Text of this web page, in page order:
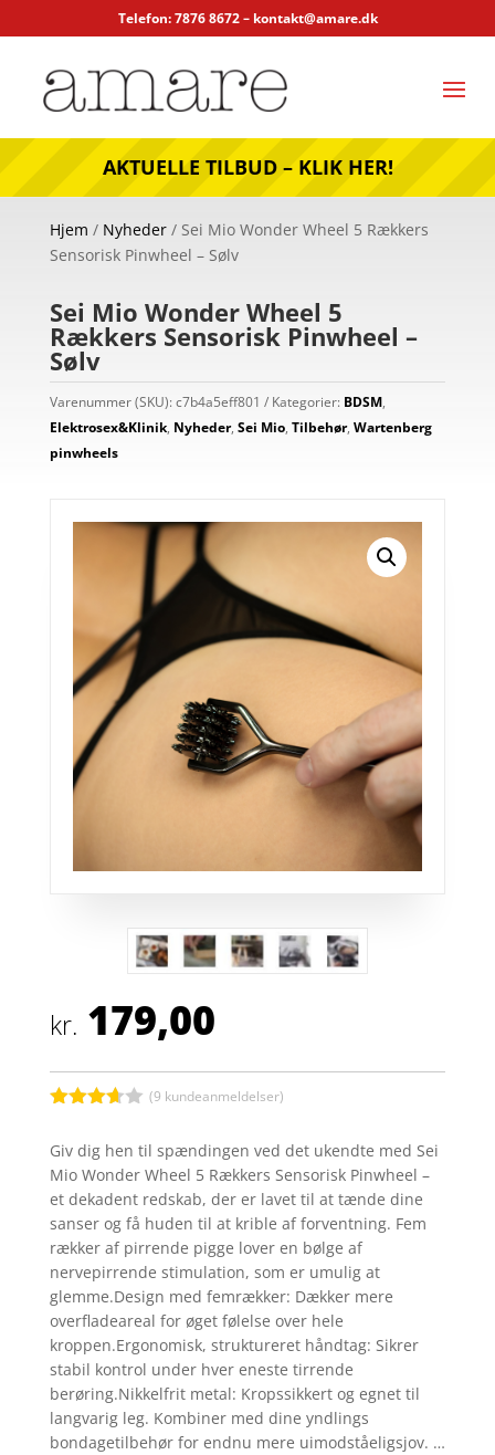
Telefon: 7876 8672 – kontakt@amare.dk
AKTUELLE TILBUD – KLIK HER!
Hjem / Nyheder/ Sei Mio Wonder Wheel 5 Rækkers
Sensorisk Pinwheel – Sølv
Sei Mio Wonder Wheel 5
Rækkers Sensorisk Pinwheel –
Sølv
Varenummer (SKU):c7b4a5eff801 Kategorier: BDSM,
Elektrosex&Klinik, Nyheder, Sei Mio, Tilbehør, Wartenberg
pinwheels
kr. 179,00
3.6ud
af 5
baseret
på
kundebed
ømmels
(9 kundeanmeldelser)
Giv dig hen til spændingen ved det ukendte med Sei
Mio Wonder Wheel 5 Rækkers Sensorisk Pinwheel –
et dekadent redskab, der er lavet til at tænde dine
sanser og få huden til at krible af forventning. Fem
rækker af pirrende pigge lover en bølge af
nervepirrende stimulation, som er umulig at
glemme.Design med femrækker: Dækker mere
overfladeareal for øget følelse over hele
kroppen.Ergonomisk, struktureret håndtag: Sikrer
stabil kontrol under hver eneste tirrende
berøring.Nikkelfrit metal: Kropssikkert og egnet til
langvarig leg. Kombiner med dine yndlings
bondagetilbehør for endnu mere uimodståeligsjov. …